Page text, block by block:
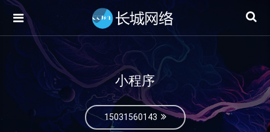
小程序
15031560143